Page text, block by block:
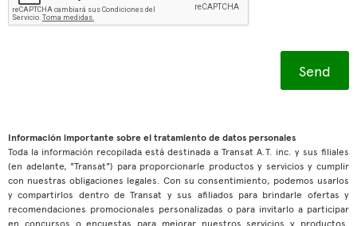
Información importante sobre el tratamiento de datos personales
Toda la información recopilada está destinada a Transat A.T. inc. y sus filiales
(en adelante, "Transat") para proporcionarle productos y servicios y cumplir
con nuestras obligaciones legales. Con su consentimiento, podemos usarlos
y compartirlos dentro de Transat y sus afiliados para brindarle ofertas y
recomendaciones promocionales personalizadas o para invitarlo a participar
en concursos o encuestas para mejorar nuestros servicios y productos.